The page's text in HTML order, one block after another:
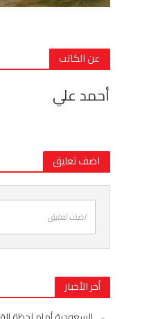
عن الكاتب
أحمد علي
اضف تعليق
اضف تعليق
أخر الأخبار